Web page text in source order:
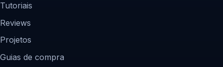
Tutoriais
Reviews
Projetos
Guias de compra